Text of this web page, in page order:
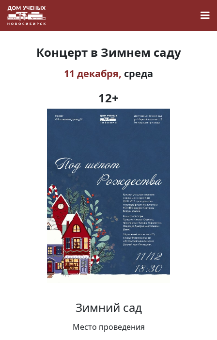
Наука
Виртуальный тур
Контакты
Вакансии
Концерт в Зимнем саду
11 декабря, среда
12+
Зимний сад
Место проведения